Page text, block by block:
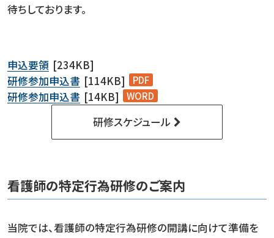
待ちしております。
申込要領 [234KB]
研修参加申込書 [114KB] PDF
研修参加申込書 [14KB] WORD
研修スケジュール
看護師の特定行為研修のご案内
当院では、看護師の特定行為研修の開講に向けて準備を